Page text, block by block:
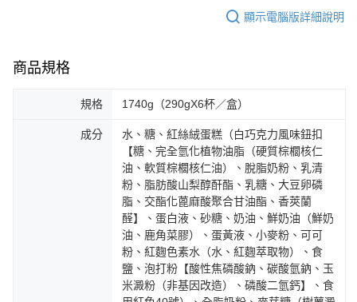
顯示電腦版詳細說明
商品規格
規格 1740g（290gX6杯／盒）
成分
水、糖、紅絲絨蛋糕（白巧克力風味鈕扣
【糖、完全氫化植物油脂（硬質棕櫚核仁
油、軟質棕櫚核仁油）、脫脂奶粉、乳清
粉、脂肪酸山梨醇酐酯、乳糖、大豆卵磷
脂、交酯化蓖麻酸聚合甘油酯、香莢蘭
醛】、蛋白液、砂糖、奶油、鮮奶油（鮮奶
油、鹿角菜膠）、蛋黃液、小麥粉、可可
粉、紅麴色素水（水、紅麴萃取物）、食
鹽、泡打粉【酸性焦磷酸鈉、碳酸氫鈉、玉
米澱粉（非基因改造）、磷酸二氫鈣】、食